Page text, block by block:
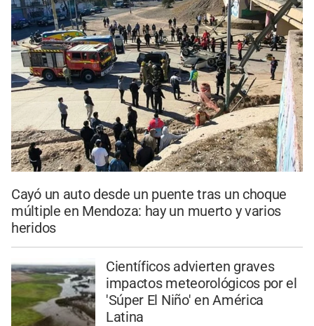
Cayó un auto desde un puente tras un choque
múltiple en Mendoza: hay un muerto y varios
heridos
Científicos advierten graves
impactos meteorológicos por el
'Súper El Niño' en América
Latina